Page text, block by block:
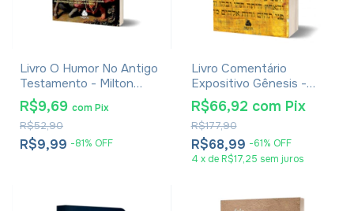
Livro O Humor No Antigo
Testamento - Milton
Acosta
R$9,99 -81% OFF
R$52,90
R$9,69 comPix
Livro Comentário
Expositivo Gênesis -
Hernandes Dias Lopes
R$68,99 -61% OFF
R$177,90
R$66,92 com Pix
4 x de R$17,25 sem juros